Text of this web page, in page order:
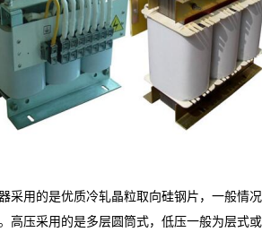
采用的是优质冷轧晶粒取向硅钢片，一般情
高压采用的是多层圆筒式，低压一般为层式